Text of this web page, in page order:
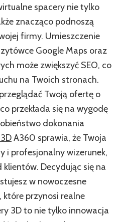
spacery nie tylko
znacząco podnoszą
firmy. Umieszczenie
Google Maps oraz
może zwiększyć SEO, co
na Twoich stronach.
Twoją ofertę o
przekłada się na wygodę
dokonania
A360 sprawia, że Twoja
i profesjonalny wizerunek,
Decydując się na
w nowoczesne
przynosi realne
3D to nie tylko innowacja